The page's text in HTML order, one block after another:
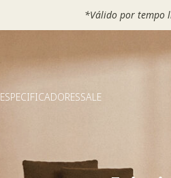
Escolha seu VOUCHER e ganhe
ESPECIFICADORESSALE